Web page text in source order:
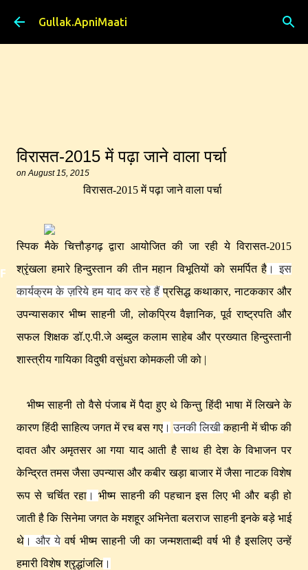
Skip to main content
Gullak.ApniMaati
Featured
विरासत-2015 में पढ़ा जाने वाला पर्चा
onAugust 15, 2015
विरासत-2015 में पढ़ा जाने वाला पर्चा
स्पिक मैके चित्तौड़गढ़ द्वारा आयोजित की जा रही ये विरासत-2015
श्रृंखला हमारे हिन्दुस्तान की तीन महान विभूतियों को समर्पित है । इस
कार्यक्रम के ज़रिये हम याद कर रहे हैंप्रसिद्ध कथाकार, नाटककार और
उपन्यासकार भीष्म साहनी जी, लोकप्रिय वैज्ञानिक, पूर्व राष्ट्रपति और
सफल शिक्षक डॉ.ए.पी.जे अब्दुल कलाम साहेब और प्रख्यात हिन्दुस्तानी
शास्त्रीय गायिका विदुषी वसुंधरा कोमकली जी को |
भीष्म साहनी तो वैसे पंजाब में पैदा हुए थे किन्तु हिंदी भाषा में लिखने के
कारण हिंदी साहित्य जगत में रच बस गए । उनकी लिखीकहानी में चीफ की
दावत और अमृतसर आ गया याद आती है साथ ही देश के विभाजन पर
केन्द्रित तमस जैसा उपन्यास और कबीर खड़ा बाजार में जैसा नाटक विशेष
रूप से चर्चित रहा।भीष्म साहनी की पहचान इस लिए भी और बड़ी हो
जाती है कि सिनेमा जगत के मशहूर अभिनेता बलराज साहनी इनके बड़े भाई
थे । और ये वर्ष भीष्म साहनी जी का जन्मशताब्दी वर्ष भी है इसलिए उन्हें
हमारी विशेष श्रृद्धांजलि ।